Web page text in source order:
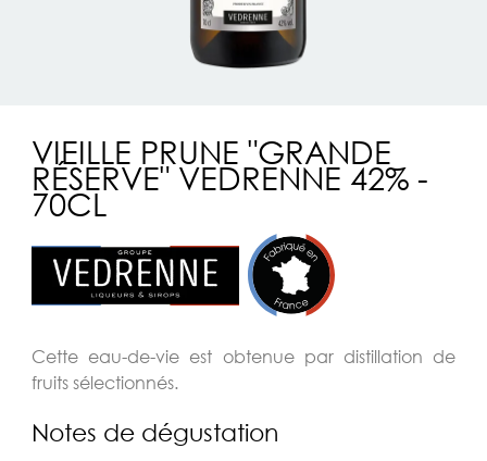
VIEILLE PRUNE "GRANDE
RÉSERVE" VEDRENNE 42% -
70CL
Cette eau-de-vie est obtenue par distillation de
fruits sélectionnés.
Notes de dégustation